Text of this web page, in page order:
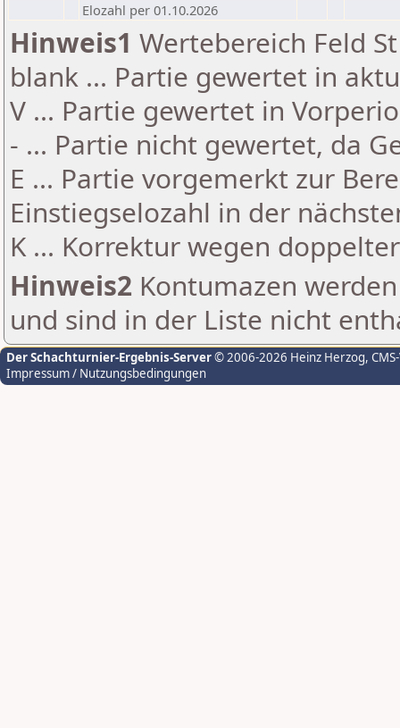
Elozahl per 01.10.2026
Hinweis1 Wertebereich Feld
blank ... Partie gewertet in
V ... Partie gewertet in
- ... Partie nicht gewertet, da
E ... Partie vorgemerkt zur
Einstiegselozahl in der
K ... Korrektur wegen
Hinweis2 Kontumazen
und sind in der Liste nicht
Der Schachturnier-Ergebnis-Server© 2006-2026 Heinz Herzog,
Impressum / Nutzungsbedingungen